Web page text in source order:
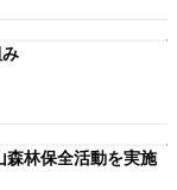
森林保全活動を実施